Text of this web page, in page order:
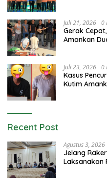
Juli 21, 2026 0
Gerak
Amankan
Juli 23, 2026 0
Kasus
Kutim
Recent Post
Agustus 3, 2026
Jelang
Laksanakan